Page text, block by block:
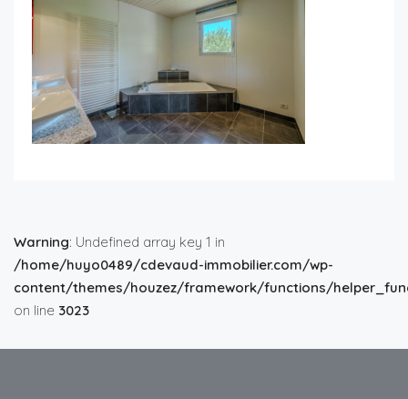
Warning: Undefined array key 1 in
/home/huyo0489/cdevaud-immobilier.com/wp-
content/themes/houzez/framework/functions/
on line 3023